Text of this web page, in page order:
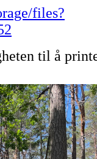
files?
til å